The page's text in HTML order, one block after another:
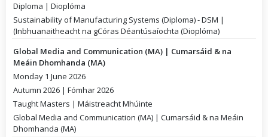
Diploma | Dioplóma
Sustainability of Manufacturing Systems (Diploma) - DSM |
(Inbhuanaitheacht na gCóras Déantúsaíochta (Dioplóma)
Global Media and Communication (MA) | Cumarsáid & na
Meáin Dhomhanda (MA)
Monday 1 June 2026
Autumn 2026 | Fómhar 2026
Taught Masters | Máistreacht Mhúinte
Global Media and Communication (MA) | Cumarsáid & na Meáin
Dhomhanda (MA)